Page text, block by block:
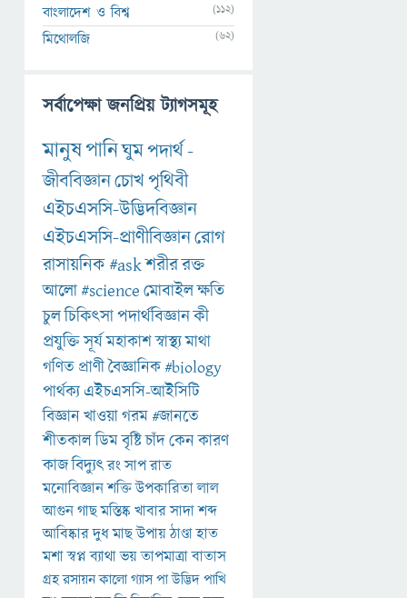
বাংলাদেশ ও বিশ্ব (112)
মিথোলজি (62)
সর্বাপেক্ষা জনপ্রিয় ট্যাগসমূহ
মানুষপানিঘুমপদার্থ-
জীববিজ্ঞানচোখপৃথিবী
এইচএসসি-উদ্ভিদবিজ্ঞান
এইচএসসি-প্রাণীবিজ্ঞানরোগ
রাসায়নিক#askশরীররক্ত
আলো#scienceমোবাইলক্ষতি
চুলচিকিৎসাপদার্থবিজ্ঞানকী
প্রযুক্তিসূর্যমহাকাশস্বাস্থ্যমাথা
গণিত প্রাণীবৈজ্ঞানিক#biology
পার্থক্য এইচএসসি-আইসিটি
বিজ্ঞানখাওয়াগরম#জানতে
শীতকালডিমবৃষ্টিচাঁদকেনকারণ
কাজবিদ্যুৎরংসাপরাত
মনোবিজ্ঞানশক্তিউপকারিতালাল
আগুনগাছমস্তিষ্কখাবারসাদাশব্দ
আবিষ্কারদুধমাছউপায়ঠাণ্ডাহাত
মশাস্বপ্নব্যাথাভয়তাপমাত্রাবাতাস
গ্রহরসায়নকালোগ্যাসপাউদ্ভিদপাখি